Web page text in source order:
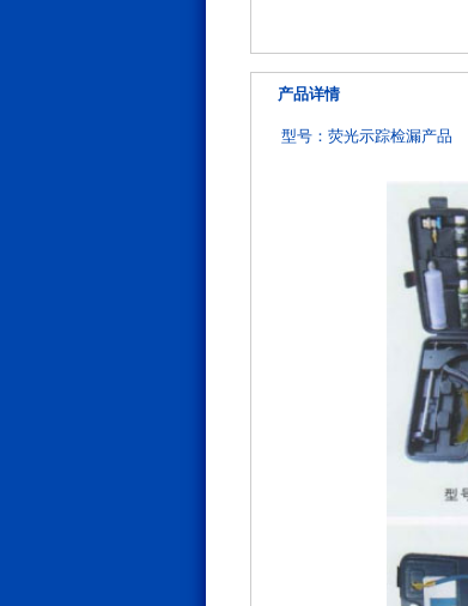
产品详情
型号：荧光示踪检漏产品